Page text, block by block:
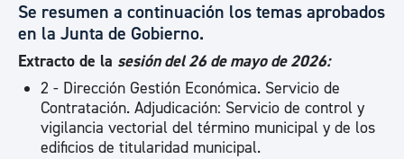
Se resumen a continuación los temas aprobados
en la Junta de Gobierno.
Extracto de la sesión del 26 de mayo de 2026:
2 - Dirección Gestión Económica. Servicio de
Contratación. Adjudicación: Servicio de control y
vigilancia vectorial del término municipal y de los
edificios de titularidad municipal.